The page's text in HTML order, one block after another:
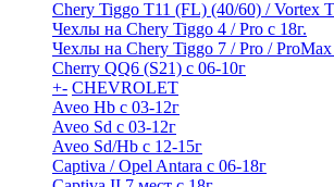
Chery Tiggo T11 (FL) (40/60) / Vortex
Чехлы на Chery Tiggo 4 / Pro с 18г.
Чехлы на Chery Tiggo 7 / Pro / ProMax
Cherry QQ6 (S21) с 06-10г
+- CHEVROLET
Aveo Hb с 03-12г
Aveo Sd с 03-12г
Aveo Sd/Hb с 12-15г
Captiva / Opel Antara с 06-18г